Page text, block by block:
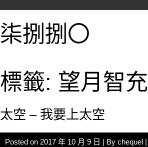
柒捌捌〇
標籤: 望月智充
太空 – 我要上太空
Posted on 2017 年 10 月 9 日 | By chequel |